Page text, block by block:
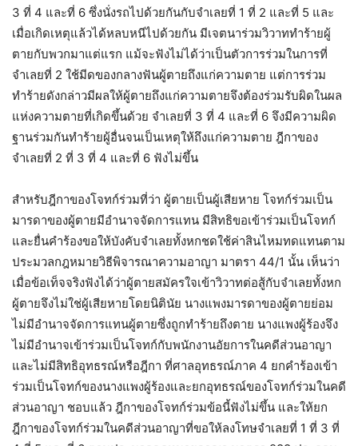
3 ที่ 4 และที่ 6 ซึ่งนั่งรถไปด้วยกันกับจำเลยที่ 1 ที่ 2 และที่ 5 และ
เมื่อเกิดเหตุแล้วได้หลบหนีไปด้วยกัน มีเจตนาร่วมวิวาททำร้ายผู้
ตายกับพวกมาแต่แรก แม้จะฟังไม่ได้ว่าเป็นตัวการร่วมในการที่
จำเลยที่ 2 ใช้มีดของกลางฟันผู้ตายถึงแก่ความตาย แต่การร่วม
ทำร้ายดังกล่าวมีผลให้ผู้ตายถึงแก่ความตายจึงต้องร่วมรับผิดในผล
แห่งความตายที่เกิดขึ้นด้วย จำเลยที่ 3 ที่ 4 และที่ 6 จึงมีความผิด
ฐานร่วมกันทำร้ายผู้อื่นจนเป็นเหตุให้ถึงแก่ความตาย ฎีกาของ
จำเลยที่ 2 ที่ 3 ที่ 4 และที่ 6 ฟังไม่ขึ้น
สำหรับฎีกาของโจทก์ร่วมที่ว่า ผู้ตายเป็นผู้เสียหาย โจทก์ร่วมเป็น
มารดาของผู้ตายมีอำนาจจัดการแทน มีสิทธิขอเข้าร่วมเป็นโจทก์
และยื่นคำร้องขอให้บังคับจำเลยทั้งหกชดใช้ค่าสินไหมทดแทนตาม
ประมวลกฎหมายวิธีพิจารณาความอาญา มาตรา 44/1 นั้น เห็นว่า
เมื่อข้อเท็จจริงฟังได้ว่าผู้ตายสมัครใจเข้าวิวาทต่อสู้กับจำเลยทั้งหก
ผู้ตายจึงไม่ใช่ผู้เสียหายโดยนิตินัย นางแพงมารดาของผู้ตายย่อม
ไม่มีอำนาจจัดการแทนผู้ตายซึ่งถูกทำร้ายถึงตาย นางแพงผู้ร้องจึง
ไม่มีอำนาจเข้าร่วมเป็นโจทก์กับพนักงานอัยการในคดีส่วนอาญา
และไม่มีสิทธิอุทธรณ์หรือฎีกา ที่ศาลอุทธรณ์ภาค 4 ยกคำร้องเข้า
ร่วมเป็นโจทก์ของนางแพงผู้ร้องและยกอุทธรณ์ของโจทก์ร่วมในคดี
ส่วนอาญา ชอบแล้ว ฎีกาของโจทก์ร่วมข้อนี้ฟังไม่ขึ้น และให้ยก
ฎีกาของโจทก์ร่วมในคดีส่วนอาญาที่ขอให้ลงโทษจำเลยที่ 1 ที่ 3 ที่